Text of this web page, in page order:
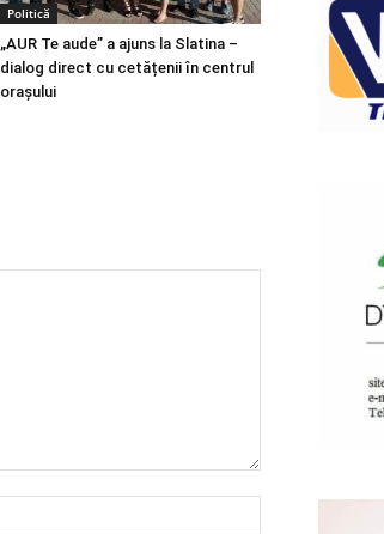
Politică
„AUR Te aude” a ajuns la Slatina –
dialog direct cu cetățenii în centrul
orașului